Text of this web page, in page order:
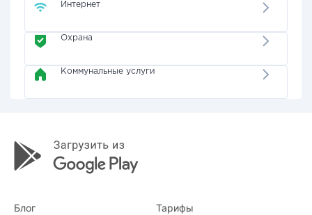
Интернет
Охрана
Коммунальные услуги
Блог Тарифы